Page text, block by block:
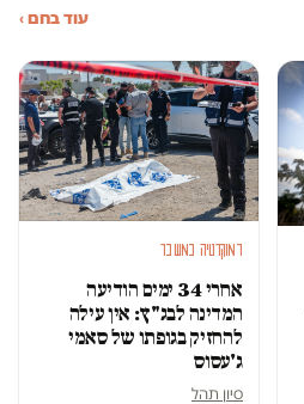
עוד בחם ›
דמוקרטיה במשבר
אחרי 34 ימים הודיעה
המדינה לבג"ץ: אין עילה
להחזיק בגופתו של סאמי
ג'עסוס
סיון תהל